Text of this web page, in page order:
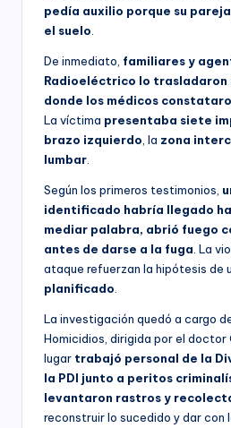
pedía auxilio porque su
el suelo
De inmediato, familiares y
Radioeléctrico lo trasladaron
donde los médicos
La víctima presentaba siete
brazo izquierdo , la zona
lumbar
Según los primeros testimonios,
identificado habría llegado
mediar palabra, abrió fuego
antes de darse a la fuga . La
ataque refuerzan la hipótesis de
planificado
La investigación quedó a cargo
Homicidios, dirigida por el doctor
lugar trabajó personal de la
la PDI junto a peritos
levantaron rastros y
reconstruir lo sucedido y dar con